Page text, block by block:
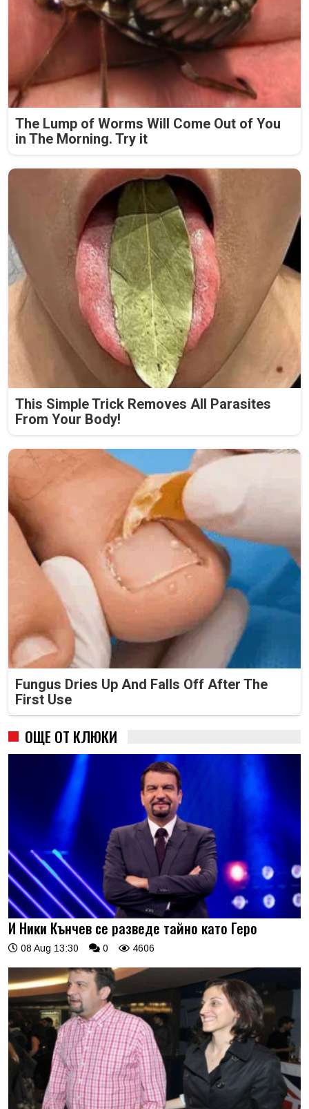
The Lump of Worms Will Come Out of You
in The Morning. Try it
This Simple Trick Removes All Parasites
From Your Body!
Fungus Dries Up And Falls Off After The
First Use
ОЩЕ ОТ КЛЮКИ
И Ники Кънчев се разведе тайно като Геро
08 Aug 13:30 0 4606